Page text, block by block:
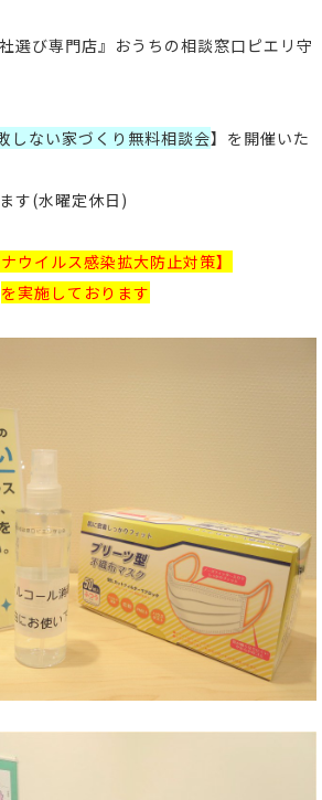
社選び専門店』おうちの相談窓口ピエリ守
しない家づくり無料相談会】 を開催いた
す(水曜定休日)
ナウイルス感染拡大防止対策】
を実施しております